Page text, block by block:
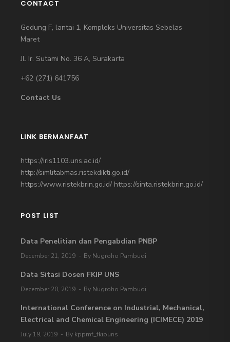
CONTACT
Gedung F, lantai 1, Kompleks Universitas Sebelas
Maret
Jl. Ir. Sutami No. 36 A, Surakarta
+62 (271) 641756
Contact Us
LINK BERMANFAAT
https://iris1103.uns.ac.id/
http://simlitabmas.ristekdikti.go.id/
https://www.ristekbrin.go.id/ https://sinta.ristekbrin.go.id/
POST LIST
Data Penelitian dan Pengabdian PNBP
December 21, 2019 By Nugroho Pambudi
Data Sitasi Dosen FKIP UNS
December 20, 2019 By Nugroho Pambudi
International Conference on Industrial, Mechanical,
Electrical and Chemical Engineering (ICIMECE) 2019
July 19, 2019 By kppmf_fkipuns